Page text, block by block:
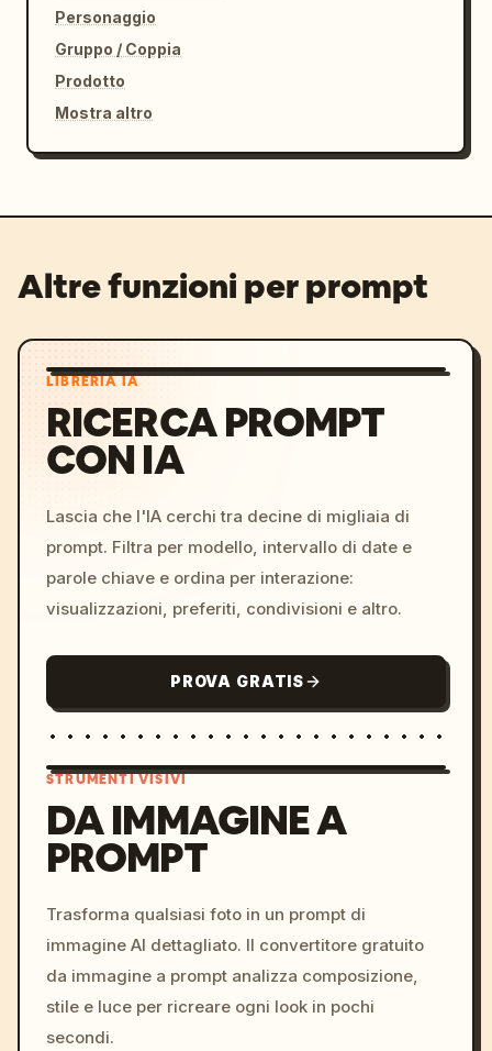
Personaggio
Gruppo / Coppia
Prodotto
Mostra altro
Altre funzioni per prompt
LIBRERIA IA
RICERCA PROMPT
CON IA
Lascia che l'IA cerchi tra decine di migliaia di
prompt. Filtra per modello, intervallo di date e
parole chiave e ordina per interazione:
visualizzazioni, preferiti, condivisioni e altro.
PROVA GRATIS
colors, 8k --v 6.0
STRUMENTI VISIVI
DA IMMAGINE A
PROMPT
Trasforma qualsiasi foto in un prompt di
immagine AI dettagliato. Il convertitore gratuito
da immagine a prompt analizza composizione,
stile e luce per ricreare ogni look in pochi
secondi.